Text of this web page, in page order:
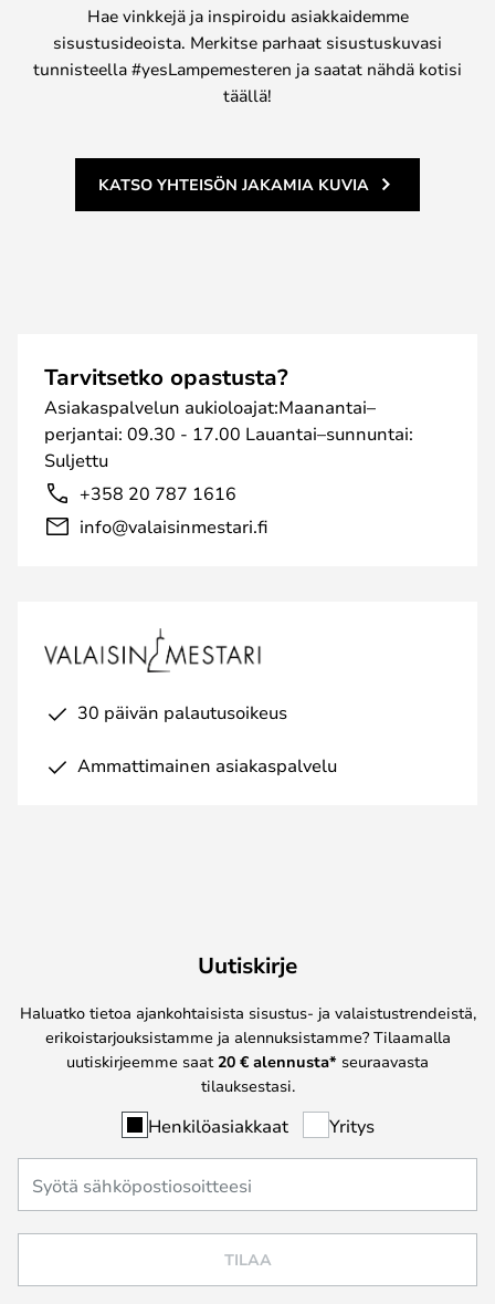
Hae vinkkejä ja inspiroidu asiakkaidemme
sisustusideoista. Merkitse parhaat sisustuskuvasi
tunnisteella #yesLampemesteren ja saatat nähdä kotisi
täällä!
KATSO YHTEISÖN JAKAMIA KUVIA
Tarvitsetko opastusta?
Asiakaspalvelun aukioloajat:Maanantai–
perjantai: 09.30 - 17.00 Lauantai–sunnuntai:
Suljettu
+358 20 787 1616
info@valaisinmestari.fi
30 päivän palautusoikeus
Ammattimainen asiakaspalvelu
Uutiskirje
Haluatko tietoa ajankohtaisista sisustus- ja valaistustrendeistä,
erikoistarjouksistamme ja alennuksistamme? Tilaamalla
uutiskirjeemme saat 20 € alennusta* seuraavasta
tilauksestasi.
Henkilöasiakkaat Yritys
TILAA